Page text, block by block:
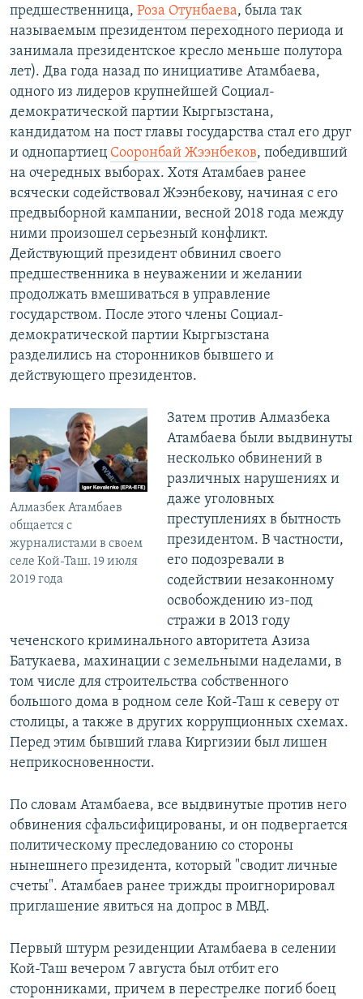
предшественница, Роза Отунбаева, была так
называемым президентом переходного периода и
занимала президентское кресло меньше полутора
лет). Два года назад по инициативе Атамбаева,
одного из лидеров крупнейшей Социал-
демократической партии Кыргызстана,
кандидатом на пост главы государства стал его друг
и однопартиец Сооронбай Жээнбеков, победивший
на очередных выборах. Хотя Атамбаев ранее
всячески содействовал Жээнбекову, начиная с его
предвыборной кампании, весной 2018 года между
ними произошел серьезный конфликт.
Действующий президент обвинил своего
предшественника в неуважении и желании
продолжать вмешиваться в управление
государством. После этого члены Социал-
демократической партии Кыргызстана
разделились на сторонников бывшего и
действующего президентов.
Алмазбек Атамбаев
общается с
журналистами в своем
селе Кой-Таш. 19 июля
2019 года
Затем против Алмазбека
Атамбаева были выдвинуты
несколько обвинений в
различных нарушениях и
даже уголовных
преступлениях в бытность
президентом. В частности,
его подозревали в
содействии незаконному
освобождению из-под
стражи в 2013 году
чеченского криминального авторитета Азиза
Батукаева, махинации с земельными наделами, в
том числе для строительства собственного
большого дома в родном селе Кой-Таш к северу от
столицы, а также в других коррупционных схемах.
Перед этим бывший глава Киргизии был лишен
неприкосновенности.
По словам Атамбаева, все выдвинутые против него
обвинения сфальсифицированы, и он подвергается
политическому преследованию со стороны
нынешнего президента, который "сводит личные
счеты". Атамбаев ранее трижды проигнорировал
приглашение явиться на допрос в МВД.
Первый штурм резиденции Атамбаева в селении
Кой-Таш вечером 7 августа был отбит его
сторонниками, причем в перестрелке погиб боец